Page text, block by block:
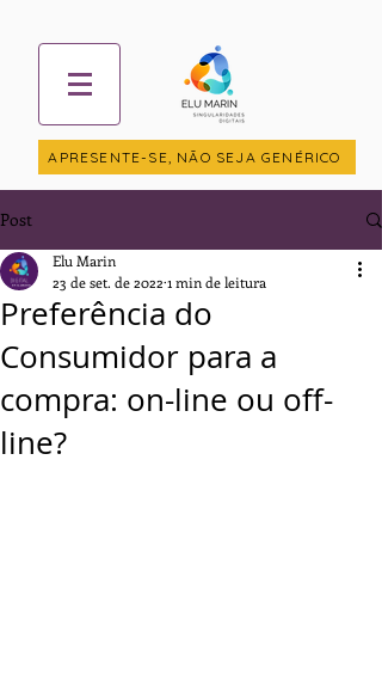
APRESENTE-SE, NÃO SEJA GENÉRICO
Post
Preferência do
Consumidor para a
compra: on-line ou off-
line?
Elu Marin
23 de set. de 2022 1 min de leitura